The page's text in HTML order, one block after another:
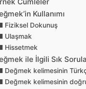
Kullanımı
Fiziksel Dokunuş
Ulaşmak
Hissetmek
ile İlgili Sık
Değmek kelimesinin
Değmek kelimesinin